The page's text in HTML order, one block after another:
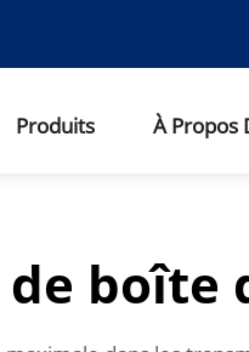
Produits À Propos
de